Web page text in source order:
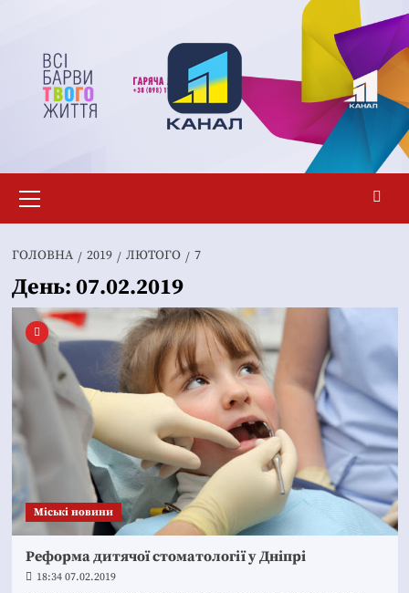
вмісту
меню
ГОЛОВНА 2019 ЛЮТОГО 7
День: 07.02.2019
Mіські новини
Реформа дитячої стоматології у Дніпрі
18:34 07.02.2019